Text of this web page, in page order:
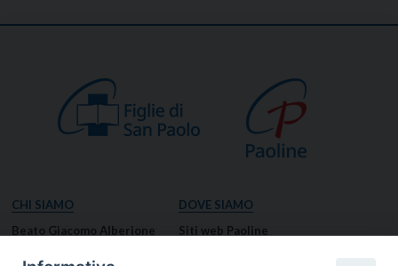
CHI SIAMO
Beato Giacomo Alberione
DOVE SIAMO
Siti web Paoline